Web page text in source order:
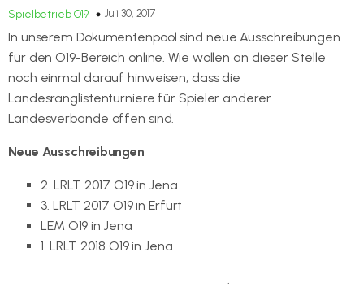
Spielbetrieb O19 Juli 30, 2017
In unserem Dokumentenpool sind neue Ausschreibungen
für den O19-Bereich online. Wie wollen an dieser Stelle
noch einmal darauf hinweisen, dass die
Landesranglistenturniere für Spieler anderer
Landesverbände offen sind.
Neue Ausschreibungen
2. LRLT 2017 O19 in Jena
3. LRLT 2017 O19 in Erfurt
LEM O19 in Jena
1. LRLT 2018 O19 in Jena
.